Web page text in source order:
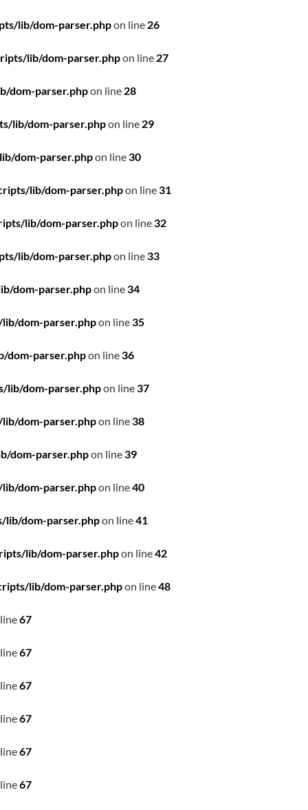
lib/dom-parser.phpon line 26
lib/dom-parser.phpon line 27
dom-parser.phpon line 28
lib/dom-parser.phpon line 29
dom-parser.phpon line30
lib/dom-parser.phpon line31
lib/dom-parser.phpon line32
lib/dom-parser.phpon line33
dom-parser.phpon line34
dom-parser.phpon line35
dom-parser.phpon line36
dom-parser.phpon line37
dom-parser.phpon line38
dom-parser.phpon line39
dom-parser.phpon line40
dom-parser.phpon line41
lib/dom-parser.phpon line42
lib/dom-parser.phpon line48
67
67
67
67
67
67